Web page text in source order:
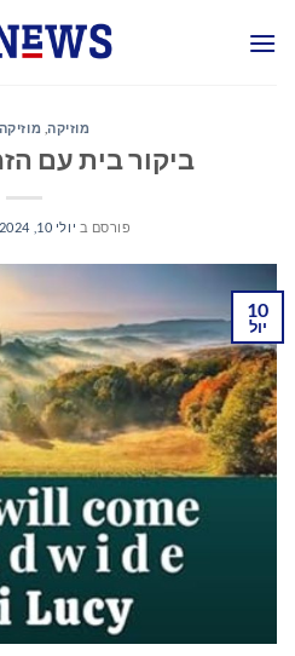
מוזיקה,
ביקור בית עם
פורסם ב יולי 10, 2024
10
יול